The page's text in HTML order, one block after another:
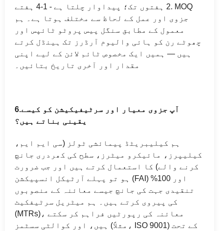
2 ہفتوں تک؛ پیداوار چلتا ہے - 1-4 ہفتے. MOQ
جزوی اور عمل کے لحاظ سے مختلف ہوتا ہے۔ ہم
معمول کے مطابق سنگل پیس پروٹو ٹائپس اور
چھوٹے رن کو ہائی والیوم آرڈرز تک ہینڈل کرتے
ہیں — ہمیں ایک مخصوص ٹائم لائن کے لیے اپنی
مقدار اور آخری تاریخ بتائیں۔
6.آپ جزوی معیار اور سرٹیفیکیشن کو کیسے
یقینی بناتے ہیں؟
ہم کیلیبریٹڈ پیمائشی ٹولز (سی ایم ایم،
کیلیپرز، مائیکرو میٹرز، سطح کی کھردری جانچ
کرنے والے) کا استعمال کرتے ہیں اور جب ضرورت
ہو تو پہلے آرٹیکل انسپیکشن (FAI) اور 100%
تنقیدی جہت کی جانچ جیسے معائنہ کے منصوبوں
کی پیروی کرتے ہیں۔ ہم میٹریل سرٹیفکیٹ
(MTRs)، معائنہ کی رپورٹیں فراہم کر سکتے
ہیں، اور کوالٹی سسٹمز (مثلاً، ISO 9001) کے تحت